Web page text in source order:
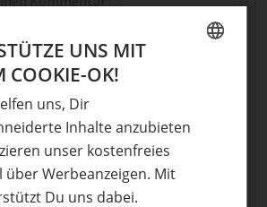
UNS MIT
COOKIE-OK!
uns, Dir
Inhalte anzubieten
unser kostenfreies
über Werbeanzeigen. Mit
Du uns dabei.